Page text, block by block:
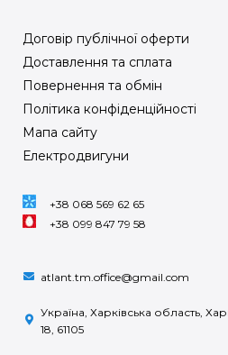
Договір публічної оферти
Доставлення та сплата
Повернення та обмін
Політика конфіденційності
Мапа сайту
Електродвигуни
+38 068 569 62 65
+38 099 847 79 58
atlant.tm.office@gmail.com
Україна, Харківська область,
18, 61105